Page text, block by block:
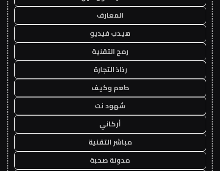
المعارف
هيدب فيديو
رمح التقنية
رذاذ التجارة
طعم وكيف
شهود نت
أركاني
مباشر التقنية
مدونة صحبة